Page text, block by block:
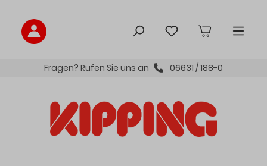
Fragen? Rufen Sie uns an 06631 / 188-0